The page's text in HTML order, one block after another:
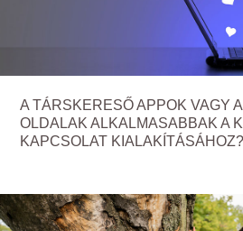
A TÁRSKERESŐ APPOK VAGY
OLDALAK ALKALMASABBAK A
KAPCSOLAT KIALAKÍTÁSÁHOZ?